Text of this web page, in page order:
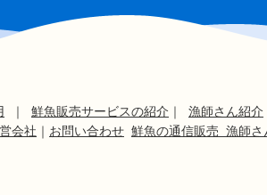
｜ 鮮魚販売サービスの紹介 ｜ 漁師さん紹介
会社 ｜ お問い合わせ 鮮魚の通信販売 漁師さ